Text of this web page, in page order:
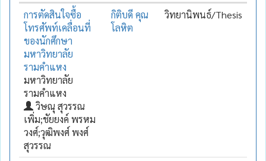
การตัดสินใจซื้อ
โทรศัพท์เคลื่อนที่
ของนักศึกษา
มหาวิทยาลัย
รามคำแหง
มหาวิทยาลัย
รามคำแหง
วิษณุ สุวรรณ
เพิ่ม;ชัยยงค์ พรหม
วงศ์;วุฒิพงศ์ พงศ์
สุวรรณ
กิติบดี คุณ
โลหิต
วิทยานิพนธ์/Thesis